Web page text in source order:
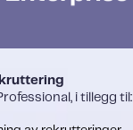
i tillegg til: